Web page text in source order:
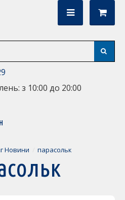
з 10:00 до 20:00
Новини парасольк